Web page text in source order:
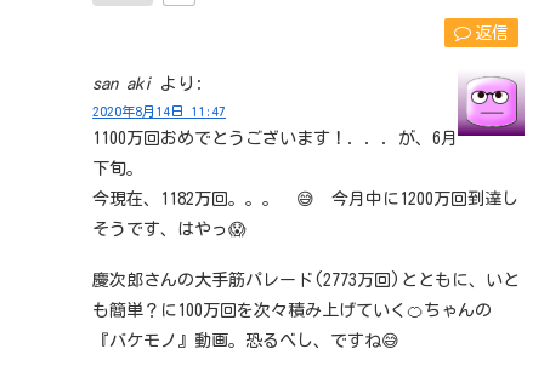
返信
san aki より:
2020年8月14日 11:47
1100万回おめでとうございます！．．．が、6月
下旬。
今現在、1182万回。。。 😅 今月中に1200万回到達し
そうです、はやっ😱
慶次郎さんの大手筋パレード(2773万回)とともに、いと
も簡単？に100万回を次々積み上げていく🍊ちゃんの
『バケモノ』動画。恐るべし、ですね😅